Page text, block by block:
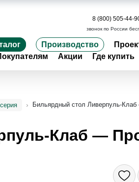
8 (800) 505-44-
звонок по России
Производство
Акции Где купить
Бильярдный стол Ливерпуль-
Клаб —